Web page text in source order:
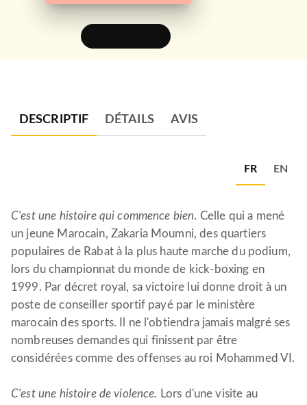
DESCRIPTIF DÉTAILS AVIS
FR EN
C'est une histoire qui commence bien. Celle qui a mené
un jeune Marocain, Zakaria Moumni, des quartiers
populaires de Rabat à la plus haute marche du podium,
lors du championnat du monde de kick-boxing en
1999. Par décret royal, sa victoire lui donne droit à un
poste de conseiller sportif payé par le ministère
marocain des sports. Il ne l'obtiendra jamais malgré ses
nombreuses demandes qui finissent par être
considérées comme des offenses au roi Mohammed VI.
C'est une histoire de violence. Lors d'une visite au